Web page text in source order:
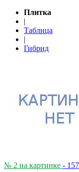
Плитка
|
Таблица
|
Гибрид
№ 2 на картинке -